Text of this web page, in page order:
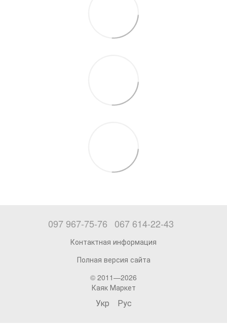
097 967-75-76 067 614-22-43
Контактная информация
Полная версия сайта
© 2011—2026
Каяк Маркет
Укр Рус